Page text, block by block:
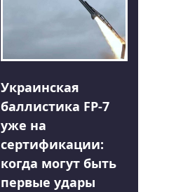
Украинская
баллистика FP-7
уже на
сертификации:
когда могут быть
первые удары